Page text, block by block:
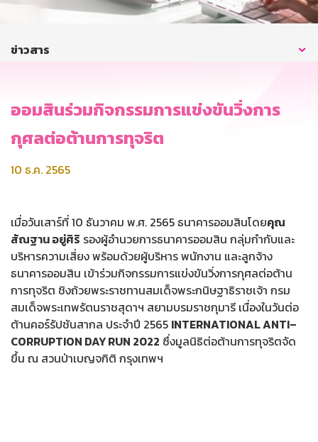
บริการออนไลน์
ข่าวสาร
ออมสินร่วมกิจกรรมการแข่งขันวิ่งการ
กุศลต่อต้านการทุจริต
10 ธ.ค. 2565
เมื่อวันเสาร์ที่ 10 ธันวาคม พ.ศ. 2565 ธนาคารออมสินโดยคุณ
สัณฐาน อยู่ศิริ รองผู้อำนวยการธนาคารออมสิน กลุ่มกำกับและ
บริหารความเสี่ยง พร้อมด้วยผู้บริหาร พนักงาน และลูกจ้าง
ธนาคารออมสิน เข้าร่วมกิจกรรมการแข่งขันวิ่งการกุศลต่อต้าน
การทุจริต ชิงถ้วยพระราชทานสมเด็จพระกนิษฐาธิราชเจ้า กรม
สมเด็จพระเทพรัตนราชสุดาฯ สยามบรมราชกุมารี เนื่องในวันต่อ
ต้านคอร์รัปชันสากล ประจำปี 2565 INTERNATIONAL ANTI–
CORRUPTION DAY RUN 2022 ซึ่งมูลนิธิต่อต้านการทุจริตจัด
ขึ้น ณ สวนป่าเบญจกิติ กรุงเทพฯ